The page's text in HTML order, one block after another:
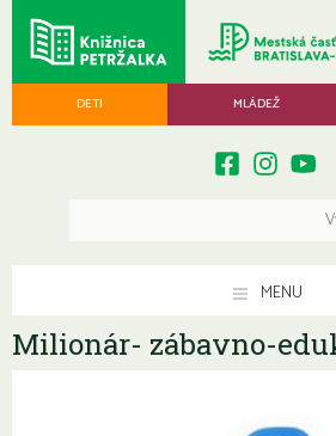
DETI MLÁDEŽ
MENU
Milionár- zábavno-